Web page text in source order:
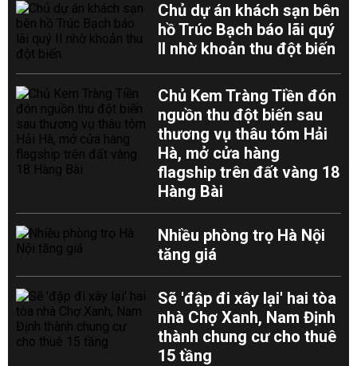
Chủ dự án khách sạn bên
hồ Trúc Bạch báo lãi quý
II nhờ khoản thu đột biến
Chủ Kem Tràng Tiền đón
nguồn thu đột biến sau
thương vụ thâu tóm Hải
Hà, mở cửa hàng
flagship trên đất vàng 18
Hàng Bài
Nhiều phòng trọ Hà Nội
tăng giá
Sẽ 'đập đi xây lại' hai tòa
nhà Chợ Xanh, Nam Định
thành chung cư cho thuê
15 tầng